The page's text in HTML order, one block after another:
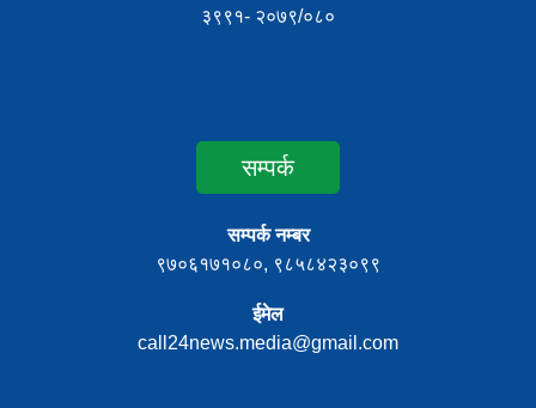
३९९१- २०७९/०८०
सम्पर्क
सम्पर्क नम्बर
९७०६१७१०८०, ९८५८४२३०९९
ईमेल
call24news.media@gmail.com